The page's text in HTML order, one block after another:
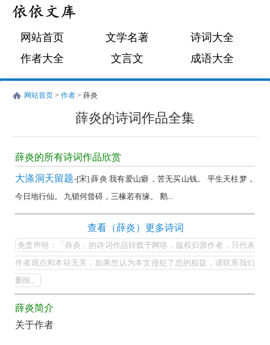
网站首页 文学名著
诗词大全
作者大全
文言文 成语大全
网站首页 > 作者 > 薛炎
薛炎的诗词作品全集
薛
炎
的
诗
品
全
集
欣
赏
（全
薛炎的所有诗词作品欣赏
大涤洞天留题-[宋] 薛炎 我有爱山癖，苦无买山钱。 平生天柱梦，
今日地行仙。 九锁何曾碍，三椽若有缘。 鹅...
炎
的
最
美
最
有
查看（薛炎）更多诗词
免责声明：「薛炎」的诗词作品转载于网络，版权归原作者，只代表
作者观点和本站无关，如果您认为本文侵犯了您的权益，请联系我们
删除。
薛炎简介
关于作者